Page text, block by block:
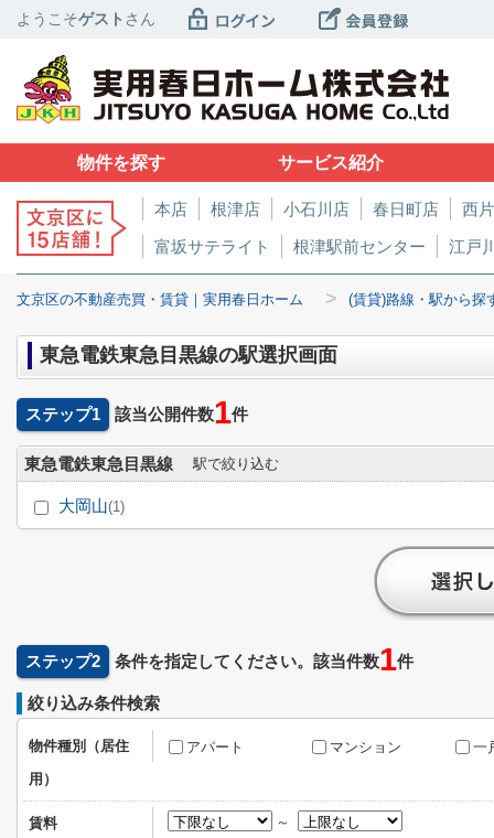
ようこそゲスト さん
物件を探す サービス紹介
本店 根津店 小石川店 春日町店
西
富坂サテライト
根津駅前センター 江戸
文京区の不動産売買・賃貸｜実用春日ホーム > (賃貸)路線・駅から探
東急電鉄東急目黒線の駅選択画面
ステップ1 該当公開件数1件
東急電鉄東急目黒線 駅で絞り込む
大岡山(1)
ステップ2 条件を指定してください。該当件数1件
絞り込み条件検索
物件種別（居住
用）
アパート マンション 一
賃料
～